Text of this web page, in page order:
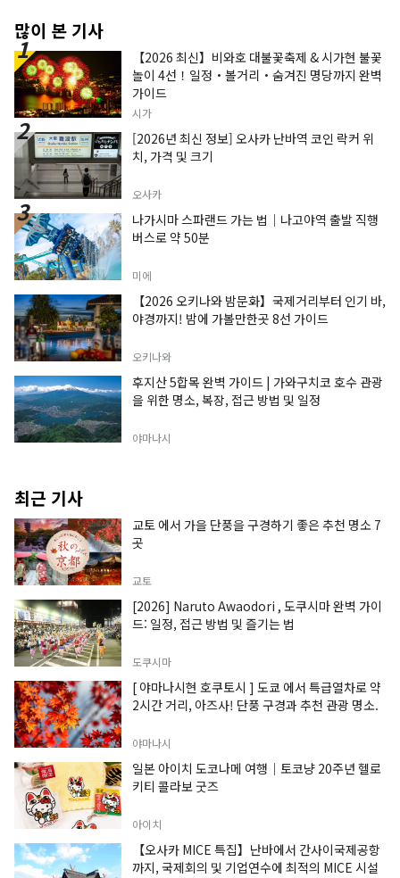
많이 본 기사
【2026 최신】비와호 대불꽃축제 & 시가현 불꽃
놀이 4선！일정・볼거리・숨겨진 명당까지 완벽
가이드
시가
[2026년 최신 정보] 오사카 난바역 코인 락커 위
치, 가격 및 크기
오사카
나가시마 스파랜드 가는 법｜나고야역 출발 직행
버스로 약 50분
미에
【2026 오키나와 밤문화】국제거리부터 인기 바,
야경까지! 밤에 가볼만한곳 8선 가이드
오키나와
후지산 5합목 완벽 가이드 | 가와구치코 호수 관광
을 위한 명소, 복장, 접근 방법 및 일정
야마나시
최근 기사
교토 에서 가을 단풍을 구경하기 좋은 추천 명소 7
곳
교토
[2026] Naruto Awaodori , 도쿠시마 완벽 가이
드: 일정, 접근 방법 및 즐기는 법
도쿠시마
[ 야마나시현 호쿠토시 ] 도쿄 에서 특급열차로 약
2시간 거리, 아즈사! 단풍 구경과 추천 관광 명소.
야마나시
일본 아이치 도코나메 여행｜토코냥 20주년 헬로
키티 콜라보 굿즈
아이치
【오사카 MICE 특집】난바에서 간사이국제공항
까지, 국제회의 및 기업연수에 최적의 MICE 시설